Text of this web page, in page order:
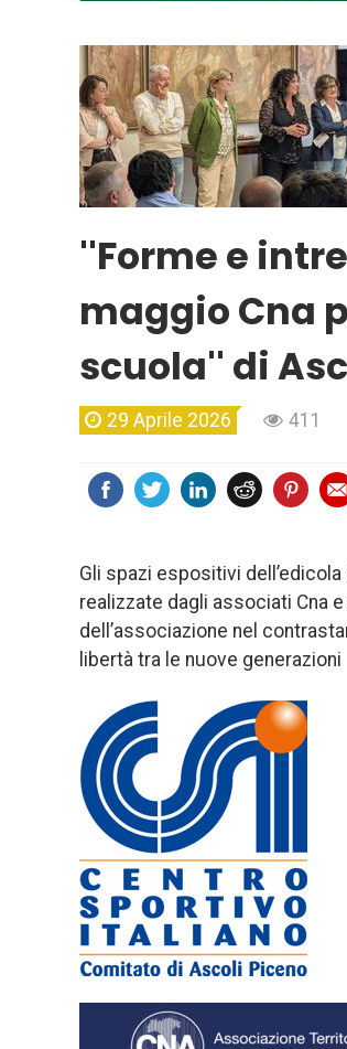
''Forme e
maggio Cna
scuola'' di
29 Aprile 2026 411
Gli spazi espositivi
realizzate dagli associati Cna
dell’associazione nel
libertà tra le nuove generazioni